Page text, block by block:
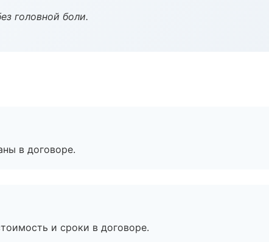
головной боли.
в договоре.
и сроки в договоре.